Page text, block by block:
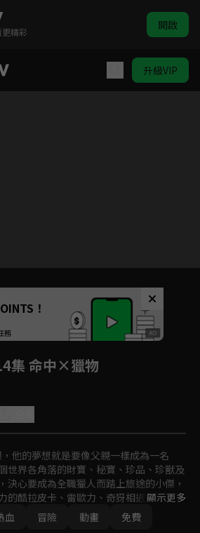
精彩 開啟
升級VIP
見諒
！
務
集 命中×獵物
他的夢想就是要像父親一樣成為一名
世界各角落的財寶、秘寶、珍品、珍獸及
決心要成為全職獵人而踏上旅途的小傑，
的酷拉皮卡、雷歐力、奇犽相遇。突破重
試，而小傑是否能夠成為一名優秀的獵
彩的冒險即將展開！
顯示更多
血 冒險 動畫
免費